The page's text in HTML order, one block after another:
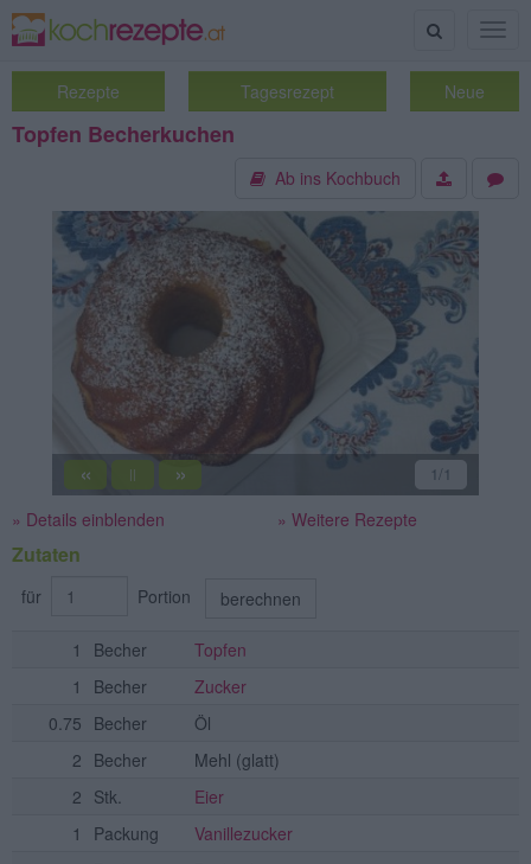
Suche
Rezepte Tagesrezept Neue
Topfen Becherkuchen
Ab ins Kochbuch
« || » 1 /1
» Details einblenden » Weitere Rezepte
Zutaten
für Portion berechnen
1 Becher
Topfen
1
Becher
Zucker
0.75 Becher
Öl
2 Becher Mehl (glatt)
2 Stk.
Eier
1
Packung
Vanillezucker